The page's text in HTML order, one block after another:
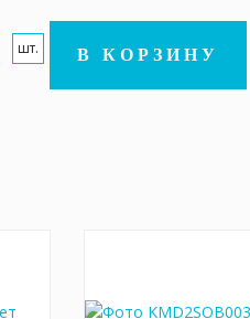
шт. В КОРЗИНУ